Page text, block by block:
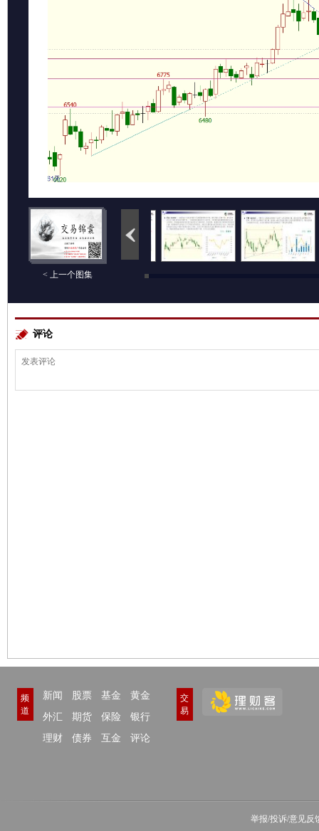
< 上一个图集
评论
频
道
新闻 股票 基金
黄金
外汇
期货 保险
银行
理财
债券 互金 评论
交
易
举报/投诉/意见反